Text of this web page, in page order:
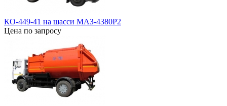
КО-449-41 на шасси МАЗ-4380Р2
Цена по запросу